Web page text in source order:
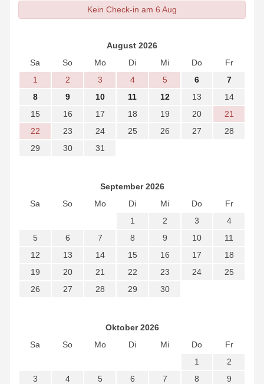
Kein Check-in am 6 Aug
August 2026
Sa
So Mo Di Mi Do
Fr
1
2 3 4 5 6
7
8
9 10 11 12 13
14
15
16 17 18 19 20
21
22
23 24 25 26 27
28
29
30 31
September 2026
Sa
So Mo Di Mi Do
Fr
1
2 3
4
5
6 7 8 9 10
11
12
13 14 15 16 17
18
19
20 21 22 23 24
25
26
27 28 29 30
Oktober 2026
Sa
So Mo Di Mi Do
Fr
1
2
3
4 5 6 7 8
9